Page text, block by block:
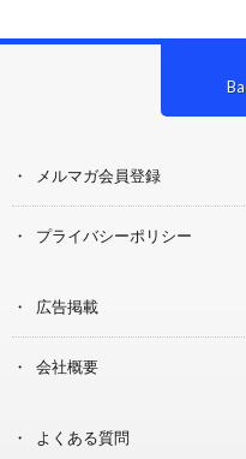
メルマガ会員登録
プライバシーポリシー
広告掲載
会社概要
よくある質問